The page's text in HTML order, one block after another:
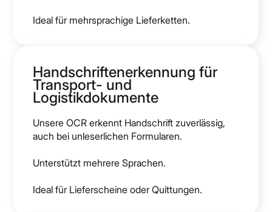
Ideal für mehrsprachige Lieferketten.
Handschriftenerkennung für
Transport- und
Logistikdokumente
Unsere OCR erkennt Handschrift zuverlässig,
auch bei unleserlichen Formularen.
Unterstützt mehrere Sprachen.
Ideal für Lieferscheine oder Quittungen.